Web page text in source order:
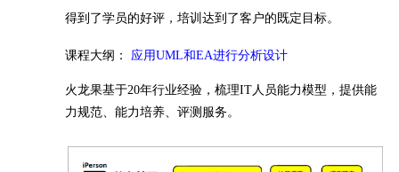
得到了学员的好评，培训达到了客户的既定目标。
课程大纲： 应用UML和EA进行分析设计
火龙果基于20年行业经验，梳理IT人员能力模型，提供能
力规范、能力培养、评测服务。